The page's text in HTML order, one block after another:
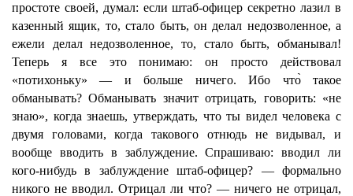
простоте своей, думал: если штаб-офицер секретно лазил в
казенный ящик, то, стало быть, он делал недозволенное, а
ежели делал недозволенное, то, стало быть, обманывал!
Теперь я все это понимаю: он просто действовал
«потихоньку» — и больше ничего. Ибо что̀ такое
обманывать? Обманывать значит отрицать, говорить: «не
знаю», когда знаешь, утверждать, что ты видел человека с
двумя головами, когда такового отнюдь не видывал, и
вообще вводить в заблуждение. Спрашиваю: вводил ли
кого-нибудь в заблуждение штаб-офицер? — формально
никого не вводил. Отрицал ли что? — ничего не отрицал,